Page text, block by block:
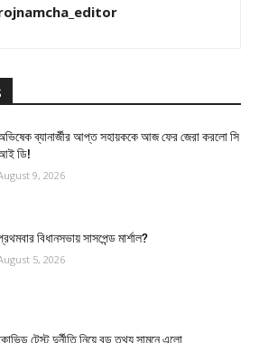
ব্যানার্জীর আপ্ত সহায়ককে আজ ফের জেরা করলো সি
ডি!
9, 2026
বিধানসভায় সাসপেন্ড মার্শাল?
5, 2026
টেস্ট দুর্নীতি নিয়ে বড় তথ্য সামনে এলো